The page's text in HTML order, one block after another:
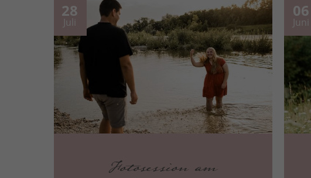
28
Juli
Fotosession am
06
Juni